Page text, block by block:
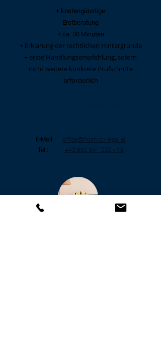
+ kostengünstige
Erstberatung
+ ca. 30 Minuten
+ Erklärung der rechtlichen Hintergründe
+ erste Handlungsempfehlung, sofern
nicht weitere konkrete Prüfschritte
erforderlich
E-Mail:
office@froehlich-legal.at
Tel.:
+43 662 841 202 - 19